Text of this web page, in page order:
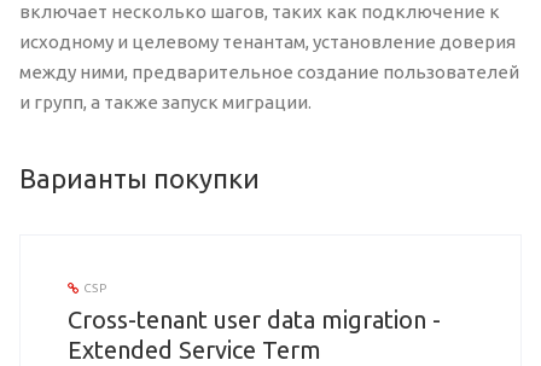
включает несколько шагов, таких как подключение к
исходному и целевому тенантам, установление доверия
между ними, предварительное создание пользователей
и групп, а также запуск миграции.
Варианты покупки
CSP
Cross-tenant user data migration -
Extended Service Term